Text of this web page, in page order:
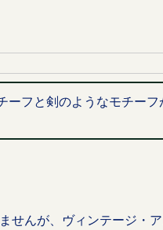
フと剣のようなモチー
せんが、ヴィンテージ・